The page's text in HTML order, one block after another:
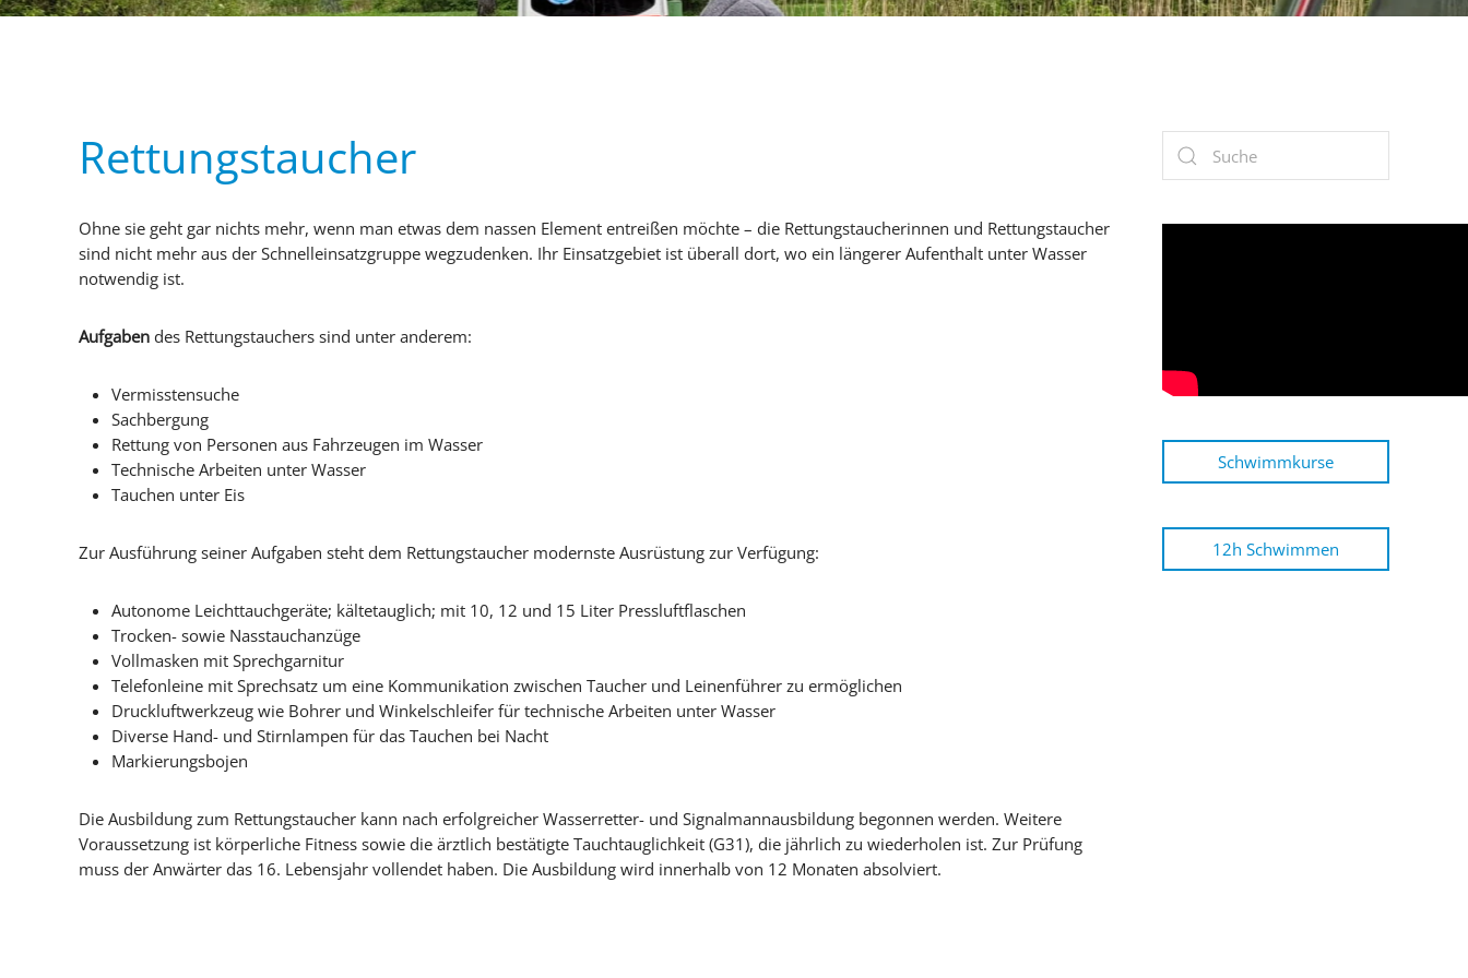
Rettungstaucher
Ohne sie geht gar nichts mehr, wenn man etwas dem nassen Element entreißen möchte – die Rettungstaucherinnen und Rettungstaucher
sind nicht mehr aus der Schnelleinsatzgruppe wegzudenken. Ihr Einsatzgebiet ist überall dort, wo ein längerer Aufenthalt unter Wasser
notwendig ist.
Aufgaben des Rettungstauchers sind unter anderem:
Vermisstensuche
Sachbergung
Rettung von Personen aus Fahrzeugen im Wasser
Technische Arbeiten unter Wasser
Tauchen unter Eis
Zur Ausführung seiner Aufgaben steht dem Rettungstaucher modernste Ausrüstung zur Verfügung:
Autonome Leichttauchgeräte; kältetauglich; mit 10, 12 und 15 Liter Pressluftflaschen
Trocken- sowie Nasstauchanzüge
Vollmasken mit Sprechgarnitur
Telefonleine mit Sprechsatz um eine Kommunikation zwischen Taucher und Leinenführer zu ermöglichen
Druckluftwerkzeug wie Bohrer und Winkelschleifer für technische Arbeiten unter Wasser
Diverse Hand- und Stirnlampen für das Tauchen bei Nacht
Markierungsbojen
Die Ausbildung zum Rettungstaucher kann nach erfolgreicher Wasserretter- und Signalmannausbildung begonnen werden. Weitere
Voraussetzung ist körperliche Fitness sowie die ärztlich bestätigte Tauchtauglichkeit (G31), die jährlich zu wiederholen ist. Zur Prüfung
muss der Anwärter das 16. Lebensjahr vollendet haben. Die Ausbildung wird innerhalb von 12 Monaten absolviert.
Schwimmkurse
12h Schwimmen